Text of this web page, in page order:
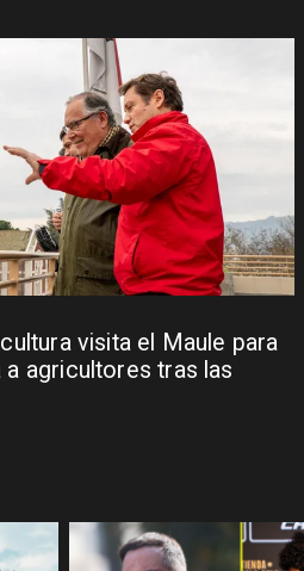
visita el Maule para
agricultores tras las